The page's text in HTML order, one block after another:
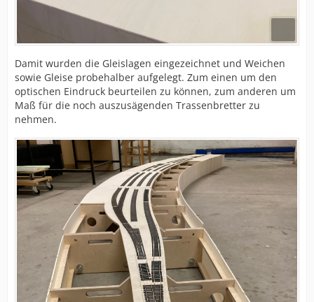
Damit wurden die Gleislagen eingezeichnet und Weichen
sowie Gleise probehalber aufgelegt. Zum einen um den
optischen Eindruck beurteilen zu können, zum anderen um
Maß für die noch auszusägenden Trassenbretter zu
nehmen.